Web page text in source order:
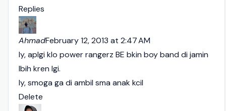
Replies
AhmadFebruary 12, 2013 at 2:47 AM
Iy, aplgi klo power rangerz BE bkin boy band di jamin
lbih kren lgi.
Iy, smoga ga di ambil sma anak kcil
Delete